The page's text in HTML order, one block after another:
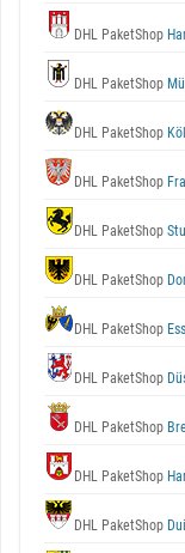
DHL PaketShop
DHL PaketShop
DHL PaketShop
DHL PaketShop
DHL PaketShop
DHL PaketShop
DHL PaketShop
DHL PaketShop
DHL PaketShop
DHL PaketShop
DHL PaketShop